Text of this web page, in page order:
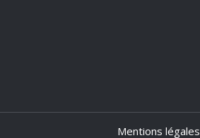
Mentions légales